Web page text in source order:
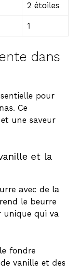
2 étoiles
1
dans
pour
Ce
une saveur
et la
avec de la
le beurre
unique qui va
fondre
vanille et des